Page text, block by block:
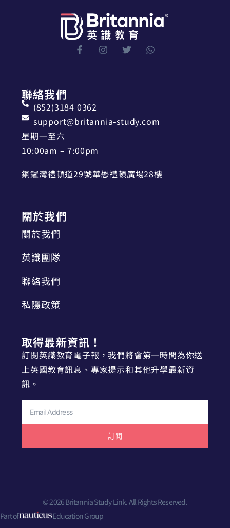
聯絡我們
(852)3184 0362
support@britannia-study.com
星期一至六
10:00am – 7:00pm
銅鑼灣禮頓道29號華懋禮頓廣場28樓
關於我們
關於我們
英識團隊
聯絡我們
私隱政策
取得最新資訊！
訂閱英識教育電子報，我們將會第一時間為你送
上英國教育訊息、專家提示和其他升學最新資
訊。
訂閱
© 2026 Britannia Study Link. All Rights Reserved.
Part of
Education Group